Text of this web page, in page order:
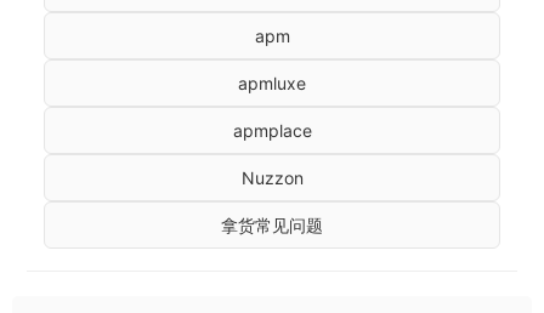
apm
apmluxe
apmplace
Nuzzon
拿货常见问题